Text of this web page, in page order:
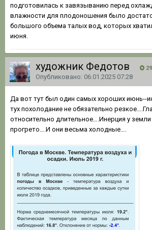
подготовилась к завязыванию перед
влажности для плодоношения было
большого объема талых вод, которых
июня.
художник Федотов
Опубликовано: 06.01.2025 07:28
Да вот тут был один самых хороших июнь--
тух похолодание не обязательно
относительно длительное….Инерция у
прогрето….И они весьма холодные….